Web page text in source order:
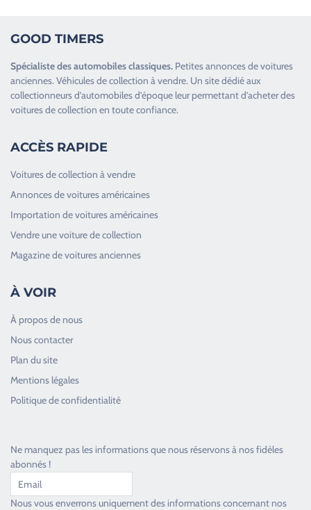
GOOD TIMERS
Spécialiste desautomobiles classiques. Petites annonces devoitures
anciennes.Véhicules de collection à vendre. Un site dédié aux
collectionneurs d’automobiles d’époque leur permettant d’acheter des
voitures de collection en toute confiance.
ACCÈS RAPIDE
Voitures de collection à vendre
Annonces de voitures américaines
Importation de voitures américaines
Vendre une voiture de collection
Magazine de voitures anciennes
À VOIR
À propos de nous
Nous contacter
Plan du site
Mentions légales
Politique de confidentialité
Ne manquez pas les informations que nous réservons à nos fidèles
abonnés !
Nous vous enverrons uniquement des informations concernant nos
Toujours heureux d'aider les passionnés